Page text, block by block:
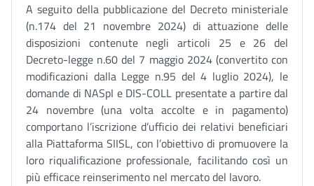
A seguito della pubblicazione del Decreto ministeriale
(n.174 del 21 novembre 2024) di attuazione delle
disposizioni contenute negli articoli 25 e 26 del
Decreto-legge n.60 del 7 maggio 2024 (convertito con
modificazioni dalla Legge n.95 del 4 luglio 2024), le
domande di NASpI e DIS-COLL presentate a partire dal
24 novembre (una volta accolte e in pagamento)
comportano l’iscrizione d’ufficio dei relativi beneficiari
alla Piattaforma SIISL, con l’obiettivo di promuovere la
loro riqualificazione professionale, facilitando così un
più efficace reinserimento nel mercato del lavoro.